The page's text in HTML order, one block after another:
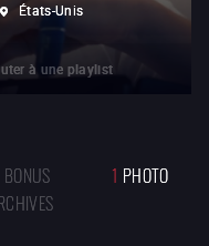
États-Unis
à une playlist
BONUS
1 PHOTO